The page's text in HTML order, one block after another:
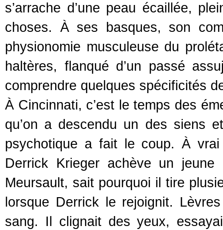
s’arrache d’une peau écaillée,
choses. À ses basques, son
physionomie musculeuse du
haltères, flanqué d’un passé
comprendre quelques spécificités
À Cincinnati, c’est le temps des
qu’on a descendu un des siens
psychotique a fait le coup. À
Derrick Krieger achève un
Meursault, sait pourquoi il tire
lorsque Derrick le rejoignit.
sang. Il clignait des yeux,